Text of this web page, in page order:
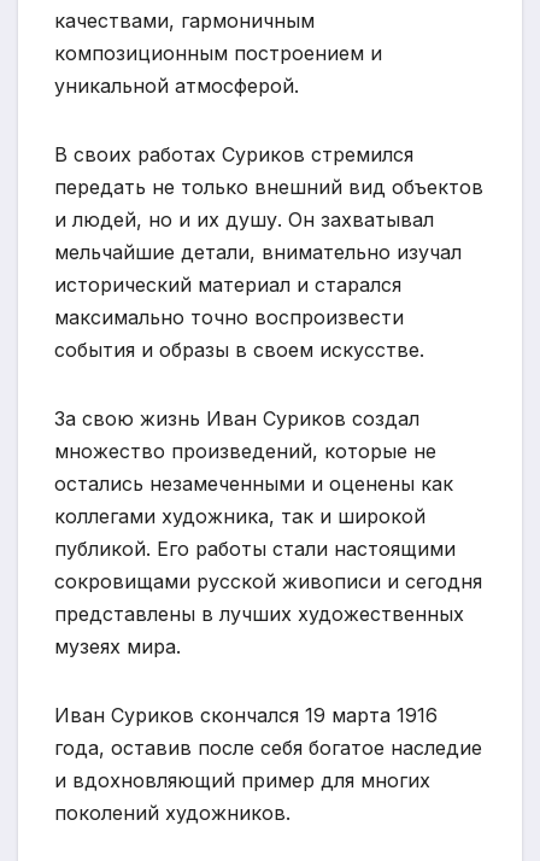
качествами, гармоничным
композиционным построением и
уникальной атмосферой.
В своих работах Суриков стремился
передать не только внешний вид объектов
и людей, но и их душу. Он захватывал
мельчайшие детали, внимательно изучал
исторический материал и старался
максимально точно воспроизвести
события и образы в своем искусстве.
За свою жизнь Иван Суриков создал
множество произведений, которые не
остались незамеченными и оценены как
коллегами художника, так и широкой
публикой. Его работы стали настоящими
сокровищами русской живописи и сегодня
представлены в лучших художественных
музеях мира.
Иван Суриков скончался 19 марта 1916
года, оставив после себя богатое наследие
и вдохновляющий пример для многих
поколений художников.